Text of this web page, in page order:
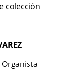
colección
Organista